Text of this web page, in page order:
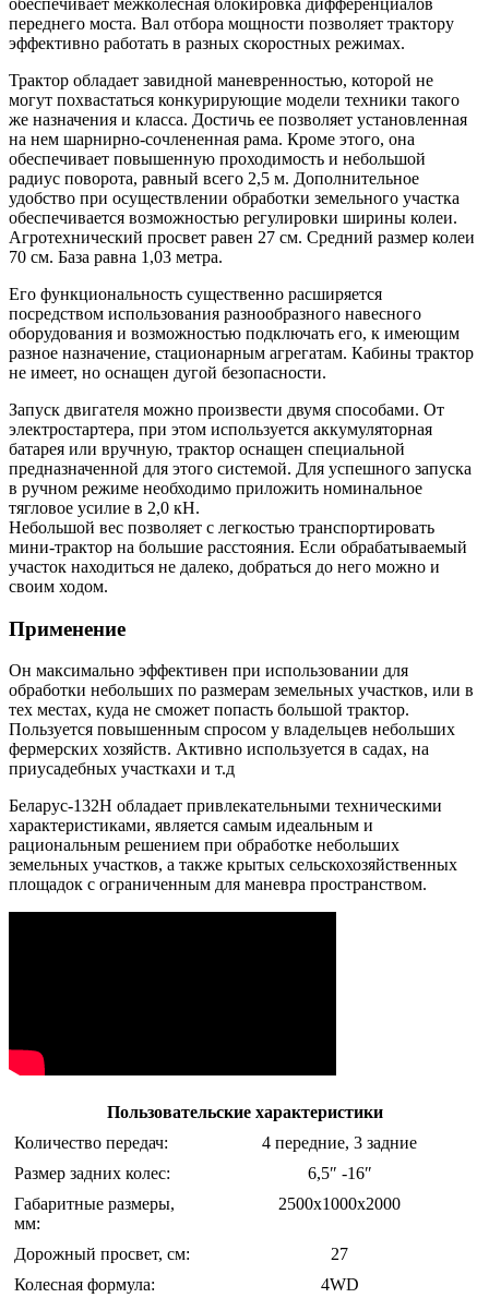
обеспечивает межколесная блокировка дифференциалов
переднего моста. Вал отбора мощности позволяет трактору
эффективно работать в разных скоростных режимах.
Трактор обладает завидной маневренностью, которой не
могут похвастаться конкурирующие модели техники такого
же назначения и класса. Достичь ее позволяет установленная
на нем шарнирно-сочлененная рама. Кроме этого, она
обеспечивает повышенную проходимость и небольшой
радиус поворота, равный всего 2,5 м. Дополнительное
удобство при осуществлении обработки земельного участка
обеспечивается возможностью регулировки ширины колеи.
Агротехнический просвет равен 27 см. Средний размер колеи
70 см. База равна 1,03 метра.
Его функциональность существенно расширяется
посредством использования разнообразного навесного
оборудования и возможностью подключать его, к имеющим
разное назначение, стационарным агрегатам. Кабины трактор
не имеет, но оснащен дугой безопасности.
Запуск двигателя можно произвести двумя способами. От
электростартера, при этом используется аккумуляторная
батарея или вручную, трактор оснащен специальной
предназначенной для этого системой. Для успешного запуска
в ручном режиме необходимо приложить номинальное
тягловое усилие в 2,0 кН.
Небольшой вес позволяет с легкостью транспортировать
мини-трактор на большие расстояния. Если обрабатываемый
участок находиться не далеко, добраться до него можно и
своим ходом.
Применение
Он максимально эффективен при использовании для
обработки небольших по размерам земельных участков, или в
тех местах, куда не сможет попасть большой трактор.
Пользуется повышенным спросом у владельцев небольших
фермерских хозяйств. Активно используется в садах, на
приусадебных участкахи и т.д
Беларус-132Н обладает привлекательными техническими
характеристиками, является самым идеальным и
рациональным решением при обработке небольших
земельных участков, а также крытых сельскохозяйственных
площадок с ограниченным для маневра пространством.
Пользовательские характеристики
Количество передач:
4 передние, 3 задние
Размер задних колес:
6,5″ -16″
Габаритные размеры,
мм:
2500x1000x2000
Дорожный просвет, см:
27
Колесная формула:
4WD